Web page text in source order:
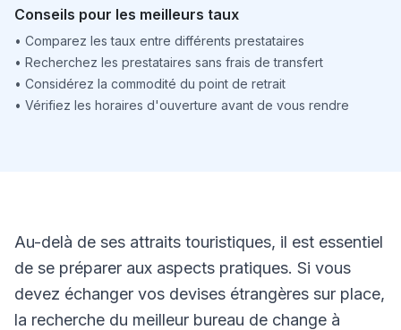
Conseils pour les meilleurs taux
• Comparez les taux entre différents prestataires
• Recherchez les prestataires sans frais de transfert
• Considérez la commodité du point de retrait
• Vérifiez les horaires d'ouverture avant de vous rendre
Au-delà de ses attraits touristiques, il est essentiel
de se préparer aux aspects pratiques. Si vous
devez échanger vos devises étrangères sur place,
la recherche du meilleur bureau de change à